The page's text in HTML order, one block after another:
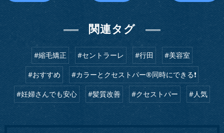
関連タグ
#縮毛矯正 #セントラーレ #行田 #美容室
#おすすめ #カラーとクセストパー®︎同時にできる❗️
#妊婦さんでも安心 #髪質改善 #クセストパー #人気